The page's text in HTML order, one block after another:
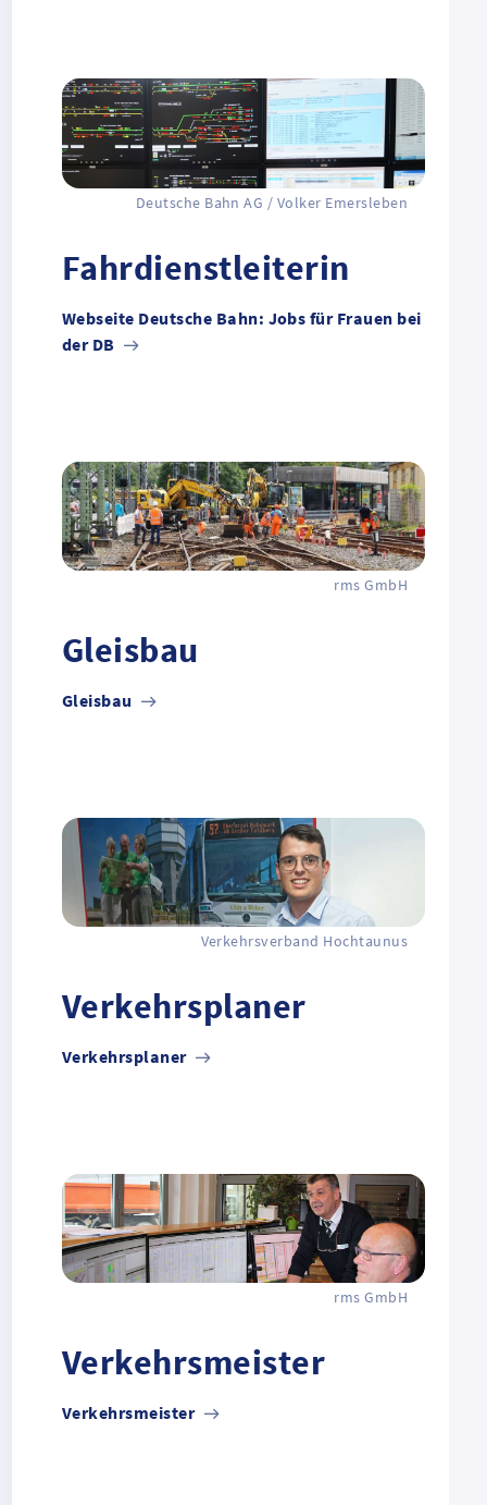
Deutsche Bahn AG / Volker Emersleben
Fahrdienstleiterin
Webseite Deutsche Bahn: Jobs für Frauen bei
der DB
rms GmbH
Gleisbau
Gleisbau
Verkehrsverband Hochtaunus
Verkehrsplaner
Verkehrsplaner
rms GmbH
Verkehrsmeister
Verkehrsmeister